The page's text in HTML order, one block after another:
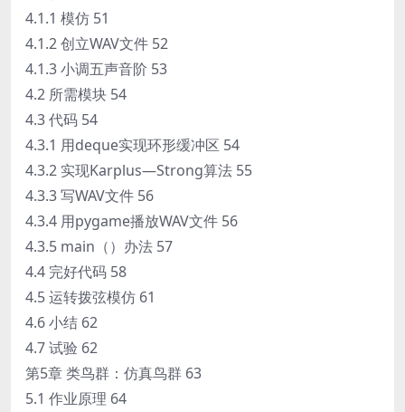
4.1.1 模仿 51
4.1.2 创立WAV文件 52
4.1.3 小调五声音阶 53
4.2 所需模块 54
4.3 代码 54
4.3.1 用deque实现环形缓冲区 54
4.3.2 实现Karplus—Strong算法 55
4.3.3 写WAV文件 56
4.3.4 用pygame播放WAV文件 56
4.3.5 main（）办法 57
4.4 完好代码 58
4.5 运转拨弦模仿 61
4.6 小结 62
4.7 试验 62
第5章 类鸟群：仿真鸟群 63
5.1 作业原理 64